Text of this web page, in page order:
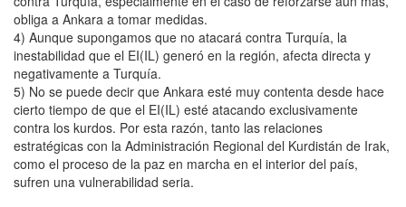
obliga a Ankara a tomar medidas.
4) Aunque supongamos que no atacará contra Turquía, la
inestabilidad que el EI(IL) generó en la región, afecta directa y
negativamente a Turquía.
5) No se puede decir que Ankara esté muy contenta desde hace
cierto tiempo de que el EI(IL) esté atacando exclusivamente
contra los kurdos. Por esta razón, tanto las relaciones
estratégicas con la Administración Regional del Kurdistán de Irak,
como el proceso de la paz en marcha en el interior del país,
sufren una vulnerabilidad seria.